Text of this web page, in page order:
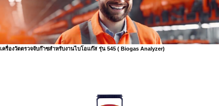
เครื่องวัดตรวจจับก๊าซสำหรับงานไบโอแก๊ส รุ่น 545 ( Biogas Analyzer)